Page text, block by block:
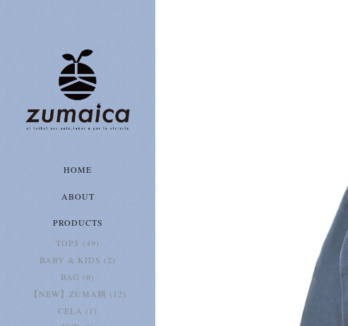
HOME
ABOUT
PRODUCTS
TOPS (49)
BABY & KIDS (2)
BAG (6)
【NEW】ZUMA柄 (12)
CELA (1)